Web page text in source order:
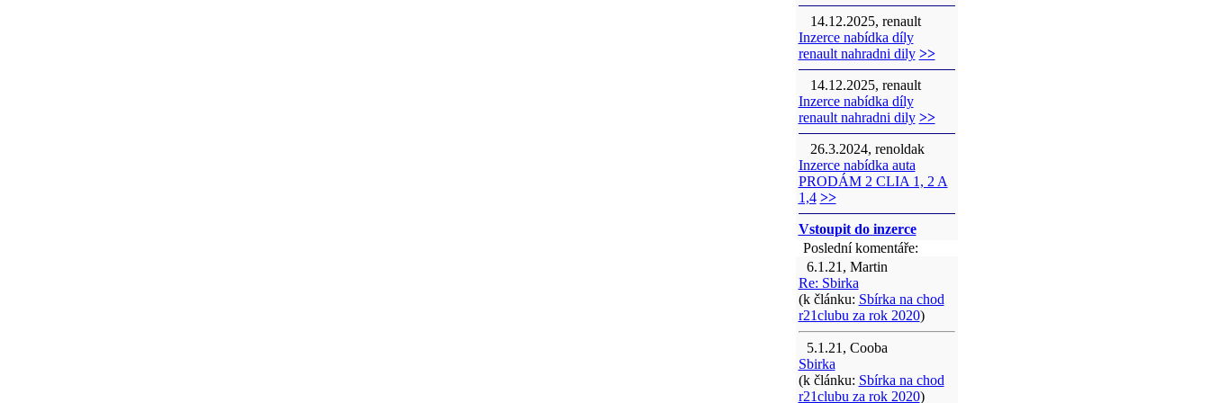
14.12.2025, renault
Inzerce nabídka díly
renault nahradni dily >>
14.12.2025, renault
Inzerce nabídka díly
renault nahradni dily >>
26.3.2024, renoldak
Inzerce nabídka auta
PRODÁM 2 CLIA 1, 2 A
1,4 >>
Vstoupit do inzerce
Poslední komentáře:
6.1.21, Martin
Re: Sbirka
(k článku: Sbírka na chod
r21clubu za rok 2020)
5.1.21, Cooba
Sbirka
(k článku: Sbírka na chod
r21clubu za rok 2020)